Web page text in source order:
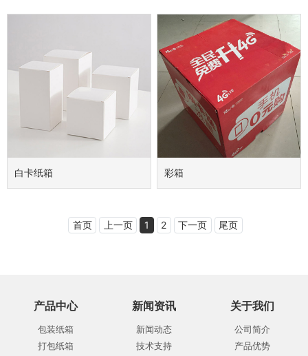
白卡纸箱 彩箱
首页 上一页 1 2 下一页 尾页
产品中心
包装纸箱
打包纸箱
新闻资讯
新闻动态
技术支持
关于我们
公司简介
产品优势